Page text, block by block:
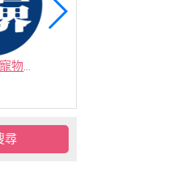
金富錸國際寵物有限公司